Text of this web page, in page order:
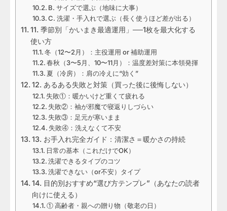
B. サイズで選ぶ（地味に大事）
C. 洗濯・手入れで選ぶ（長く使うほど差が出る）
11. 季節別「かいまき最適運用」──1枚を最大化する
使い方
冬（12〜2月）：主役運用 or 補助運用
春秋（3〜5月、10〜11月）：温度差対策に本領発揮
夏（冷房）：肩の冷えに“効く”
12. あるある失敗と対策（買った後に後悔しない）
失敗①：暖かいけど重くて疲れる
失敗②：袖が邪魔で寝返りしづらい
失敗③：足元が寒いまま
失敗④：洗えなくて不安
13. お手入れ完全ガイド：清潔さ＝暖かさの持続
日常の基本（これだけでOK）
洗濯できるタイプのコツ
洗濯できない（or不安）タイプ
14. 目的別おすすめ“選び方テンプレ”（あなたの読者
向けに使える）
① 高齢者・親への贈り物（敬老の日）